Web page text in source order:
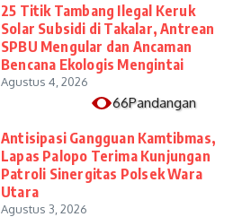
25 Titik Tambang Ilegal Keruk
Solar Subsidi di Takalar, Antrean
SPBU Mengular dan Ancaman
Bencana Ekologis Mengintai
Agustus 4, 2026
66Pandangan
Antisipasi Gangguan Kamtibmas,
Lapas Palopo Terima Kunjungan
Patroli Sinergitas Polsek Wara
Utara
Agustus 3, 2026